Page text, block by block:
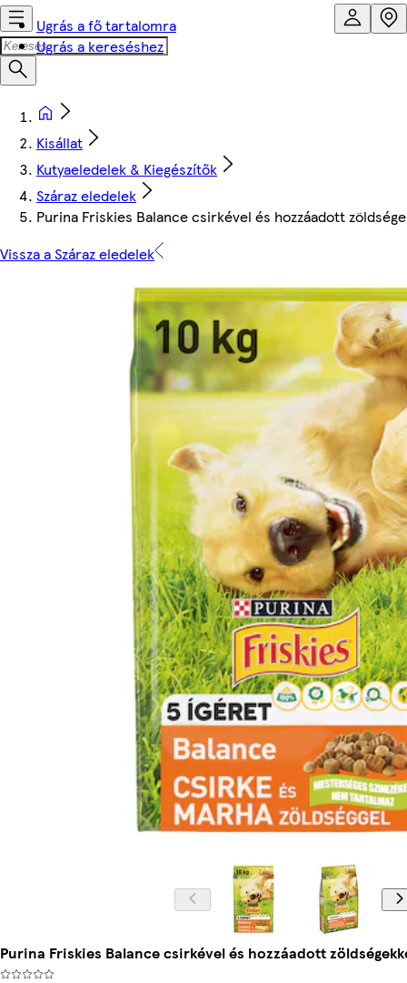
Ugrás a fő tartalomra
Ugrás a kereséshez
Kisállat
Kutyaeledelek & Kiegészítők
Száraz eledelek
Purina Friskies Balance csirkével és hozzáadott
Vissza a Száraz eledelek
Purina Friskies Balance csirkével és hozzáadott